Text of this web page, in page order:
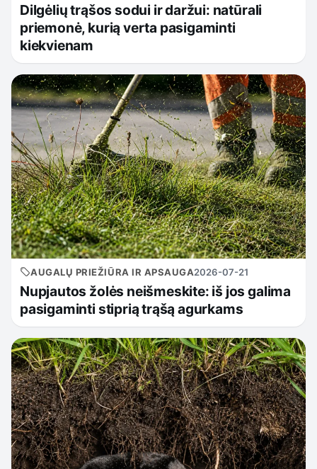
Dilgėlių trąšos sodui ir daržui: natūrali
priemonė, kurią verta pasigaminti
kiekvienam
AUGALŲ PRIEŽIŪRA IR APSAUGA2026-07-21
Nupjautos žolės neišmeskite: iš jos galima
pasigaminti stiprią trąšą agurkams